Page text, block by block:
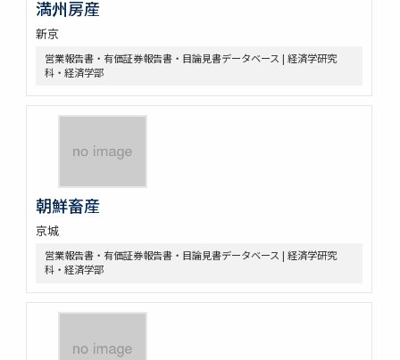
満州房産
新京
営業報告書・有価証券報告書・目論見書データベース | 経済学研究
科・経済学部
朝鮮畜産
京城
営業報告書・有価証券報告書・目論見書データベース | 経済学研究
科・経済学部